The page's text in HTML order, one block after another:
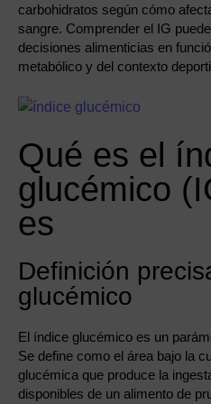
carbohidratos según cómo
sangre. Comprender el IG
decisiones alimenticias en
metabólico y del contexto
Qué es el
glucémico
es
Definición
glucémico
El índice glucémico es un
Se define como el área bajo la
glucémica que produce la
disponibles de un alimento de